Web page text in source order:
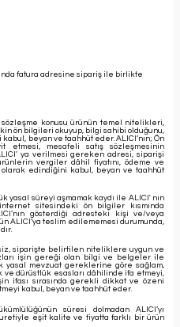
fatura adresine sipariş ile birlikte
sözleşme konusu ürünün temel nitelikleri,
ön bilgileri okuyup, bilgi sahibi olduğunu,
beyan ve taahhüt eder. ALICI’nın; Ön
etmesi, mesafeli satış sözleşmesinin
ya verilmesi gereken adresi, siparişi
vergiler dâhil fiyatını, ödeme ve
edindiğini kabul, beyan ve taahhüt
yasal süreyi aşmamak kaydı ile ALICI' nın
sitesindeki ön bilgiler kısmında
gösterdiği adresteki kişi ve/veya
ALICI’ya teslim edilememesi durumunda,
siparişte belirtilen niteliklere uygun ve
işin gereği olan bilgi ve belgeler ile
yasal mevzuat gereklerine göre sağlam,
dürüstlük esasları dâhilinde ifa etmeyi,
ifası sırasında gerekli dikkat ve özeni
kabul, beyan ve taahhüt eder.
süresi dolmadan ALICI’yı
eşit kalite ve fiyatta farklı bir ürün